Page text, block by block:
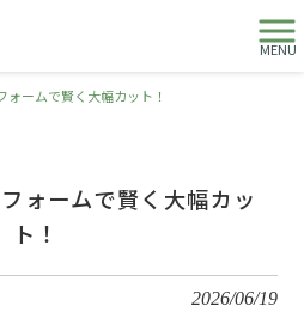
MENU
ォームで賢く大幅カット！
ォームで賢く大幅カッ
ト！
2026/06/19